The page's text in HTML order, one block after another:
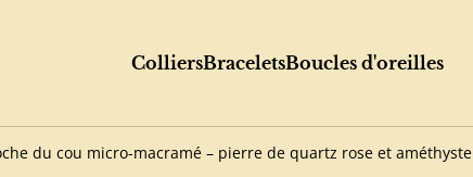
ColliersBraceletsBoucles d'oreilles
du cou micro-macramé – pierre de quartz rose et améthyste